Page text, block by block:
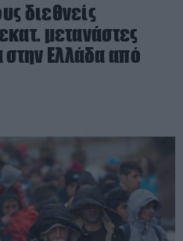
διεθνείς
μετανάστες
Ελλάδα από